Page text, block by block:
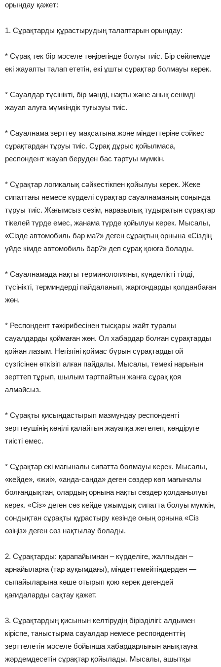
орындау қажет:
1. Сұрақтарды құрастырудың талаптарын орындау:
* Сұрақ тек бір мәселе төңірегінде болуы тиіс. Бір сөйлемде
екі жауапты талап ететін, екі ұшты сұрақтар болмауы керек.
* Сауалдар түсінікті, бір мәнді, нақты және анық сенімді
жауап алуға мүмкіндік туғызуы тиіс.
* Сауалнама зерттеу мақсатына және міндеттеріне сәйкес
сұрақтардан тұруы тиіс. Сұрақ дұрыс қойылмаса,
респондент жауап беруден бас тартуы мүмкін.
* Сұрақтар логикалық сәйкестікпен қойылуы керек. Жеке
сипаттағы немесе күрделі сұрақтар сауалнаманың соңында
тұруы тиіс. Жағымсыз сезім, наразылық тудыратын сұрақтар
тікелей түрде емес, жанама түрде қойылуы керек. Мысалы,
«Сізде автомобиль бар ма?» деген сұрақтың орнына «Сіздің
үйде кімде автомобиль бар?» деп сұрақ қоюға болады.
* Сауалнамада нақты терминологияны, күнделікті тілді,
түсінікті, терминдерді пайдаланып, жаргондарды қолданбаған
жөн.
* Респондент тәжірибесінен тысқары жайт туралы
сауалдарды қоймаған жөн. Ол хабардар болған сұрақтарды
қойған лазым. Негізгіні қоймас бұрын сұрақтарды ой
сүзгісінен өткізіп алған пайдалы. Мысалы, темекі нарығын
зерттеп тұрып, шылым тартпайтын жанға сұрақ қоя
алмайсыз.
* Сұрақты қисындастырып мазмұндау респонденті
зерттеушінің көңілі қалайтын жауапқа жетелеп, көндіруге
тиісті емес.
* Сұрақтар екі мағыналы сипатта болмауы керек. Мысалы,
«кейде», «жиі», «анда-санда» деген сөздер көп мағыналы
болғандықтан, олардың орнына нақты сөздер қолданылуы
керек. «Сіз» деген сөз кейде ұжымдық сипатта болуы мүмкін,
сондықтан сұрақты құрастыру кезінде оның орнына «Сіз
өзіңіз» деген сөз нақтылау болады.
2. Сұрақтарды: қарапайымнан – күрделіге, жалпыдан –
арнайыларға (тар ауқымдағы), міндеттемейтіндерден —
сыпайыларына көше отырып қою керек дегендей
қағидаларды сақтау қажет.
3. Сұрақтардың қисынын келтірудің бірізділігі: алдымен
кіріспе, таныстырма сауалдар немесе респонденттің
зерттелетін мәселе бойынша хабардарлығын анықтауға
жәрдемдесетін сұрақтар қойылады. Мысалы, ашытқы